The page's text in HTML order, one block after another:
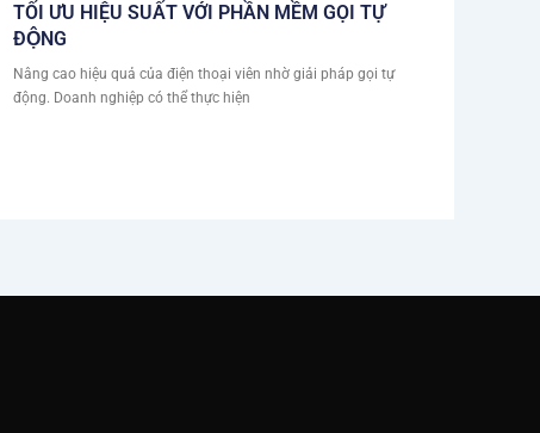
TỐI ƯU HIỆU SUẤT VỚI PHẦN MỀM GỌI TỰ
ĐỘNG
Nâng cao hiệu quả của điện thoại viên nhờ giải pháp gọi tự
động. Doanh nghiệp có thể thực hiện